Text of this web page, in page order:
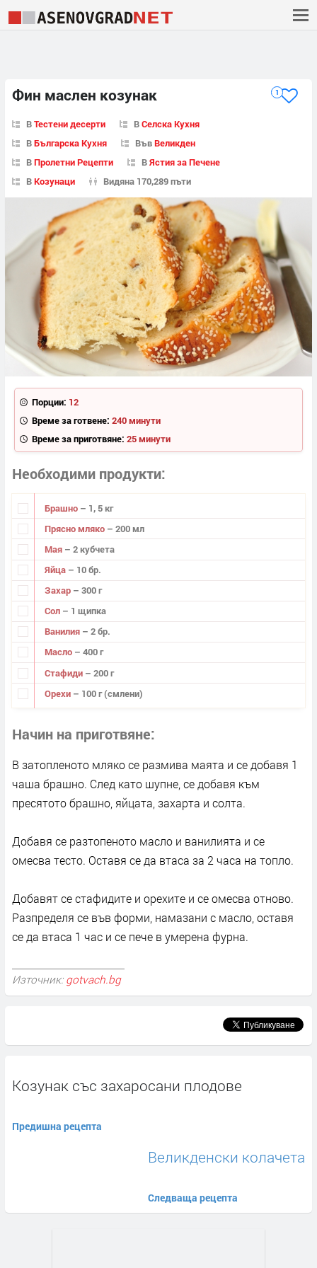
Фин маслен козунак 1
ВТестени десерти ВСелска Кухня
ВБългарска Кухня ВъвВеликден
ВПролетни Рецепти ВЯстия за Печене
ВКозунаци Видяна 170,289 пъти
Порции: 12
Време за готвене: 240 минути
Време за приготвяне: 25 минути
Необходими продукти
Брашно – 1, 5 кг
Прясно мляко – 200 мл
Мая – 2 кубчета
Яйца – 10 бр.
Захар – 300 г
Сол – 1 щипка
Ванилия – 2 бр.
Масло – 400 г
Стафиди – 200 г
Орехи – 100 г (смлени)
Начин на приготвяне
В затопленото мляко се размива маята и се добавя 1
чаша брашно. След като шупне, се добавя към
пресятото брашно, яйцата, захарта и солта.
Добавя се разтопеното масло и ванилията и се
омесва тесто. Оставя се да втаса за 2 часа на топло.
Добавят се стафидите и орехите и се омесва отново.
Разпределя се във форми, намазани с масло, оставя
се да втаса 1 час и се пече в умерена фурна.
Източник: gotvach.bg
Козунак със захаросани плодове
Предишна рецепта
Великденски колачета
Следваща рецепта